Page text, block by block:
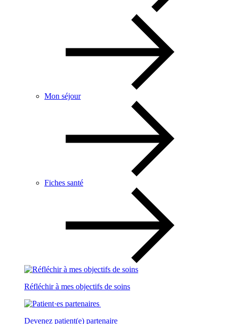
Mon séjour
Fiches santé
Réfléchir à mes objectifs de soins
Devenez patient(e) partenaire